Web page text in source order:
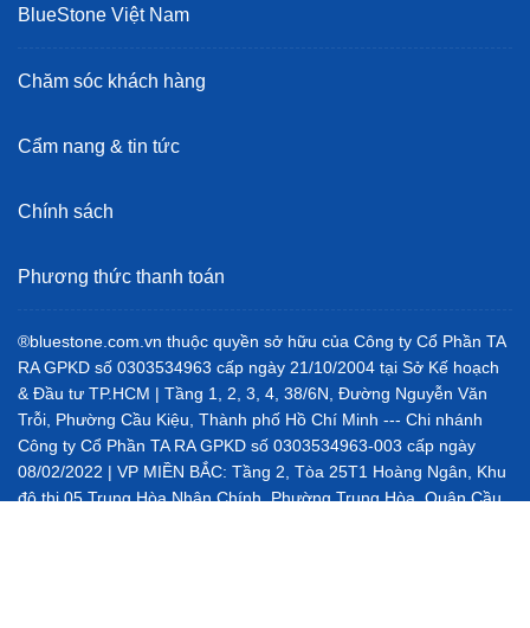
BlueStone Việt Nam
Chăm sóc khách hàng
Cẩm nang & tin tức
Chính sách
Phương thức thanh toán
®bluestone.com.vn thuộc quyền sở hữu của Công ty Cổ Phần TA
RA GPKD số 0303534963 cấp ngày 21/10/2004 tại Sở Kế hoạch
& Đầu tư TP.HCM | Tầng 1, 2, 3, 4, 38/6N, Đường Nguyễn Văn
Trỗi, Phường Cầu Kiệu, Thành phố Hồ Chí Minh --- Chi nhánh
Công ty Cổ Phần TA RA GPKD số 0303534963-003 cấp ngày
08/02/2022 | VP MIỀN BẮC: Tầng 2, Tòa 25T1 Hoàng Ngân, Khu
đô thị 05 Trung Hòa Nhân Chính, Phường Trung Hòa, Quận Cầu